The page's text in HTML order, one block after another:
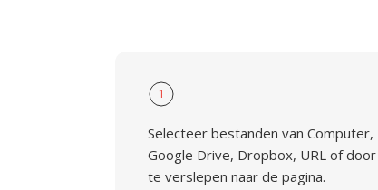
1
Selecteer bestanden van Computer,
Google Drive, Dropbox, URL of
te verslepen naar de pagina.